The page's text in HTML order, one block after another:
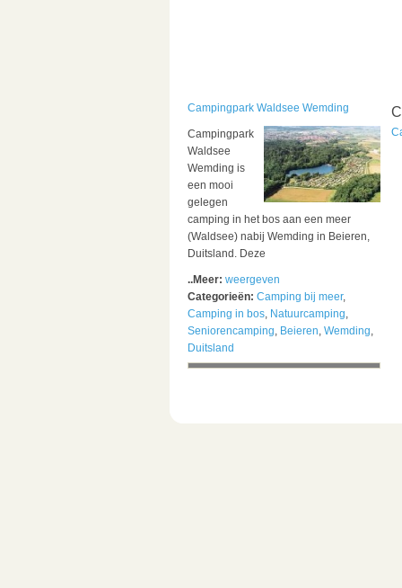
Campingpark Waldsee Wemding
Campingpark
Waldsee
Wemding is
een mooi
gelegen
camping in het bos aan een meer
(Waldsee) nabij Wemding in Beieren,
Duitsland. Deze
..Meer: weergeven
Categorieën: Camping bij meer,
Camping in bos, Natuurcamping,
Seniorencamping, Beieren, Wemding,
Duitsland